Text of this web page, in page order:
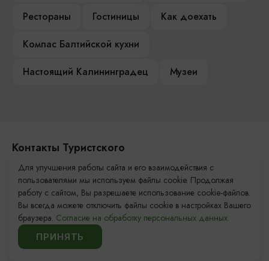
Рестораны
Гостиницы
Как доехать
Компас Балтийской кухни
Настоящий Калининградец
Музеи
Контакты Туристского
информационного центра
+7 (4012) 555-200
8 (800) 200-55-39
info@visit-kaliningrad.ru
Для улучшения работы сайта и его взаимодействия с
пользователями мы используем файлы cookie. Продолжая
работу с сайтом, Вы разрешаете использование cookie-файлов.
Вы всегда можете отключить файлы cookie в настройках Вашего
браузера. Согласие на обработку персональных данных.
ПРИНЯТЬ